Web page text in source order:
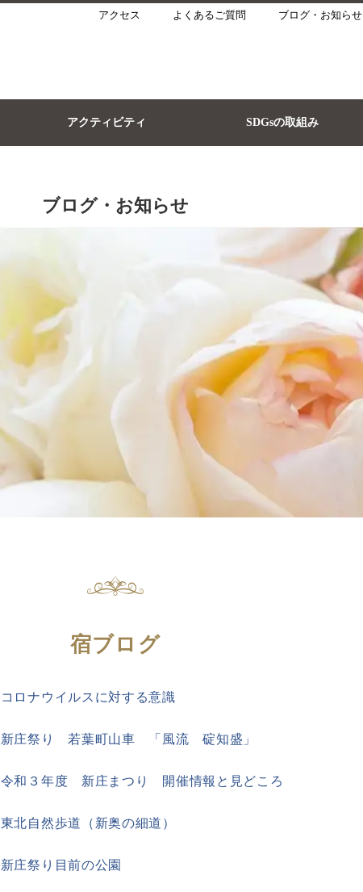
アクセス よくあるご質問 ブログ・お知らせ
アクティビティ SDGsの取組み
ブログ・お知らせ
宿ブログ
コロナウイルスに対する意識
新庄祭り 若葉町山車 「風流 碇知盛」
令和３年度 新庄まつり 開催情報と見どころ
東北自然歩道（新奥の細道）
新庄祭り目前の公園